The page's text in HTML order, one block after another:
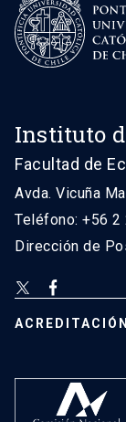
Instituto
Facultad de
Avda. Vicuña
Teléfono: +56 2
Dirección de
ACREDITACIÓN